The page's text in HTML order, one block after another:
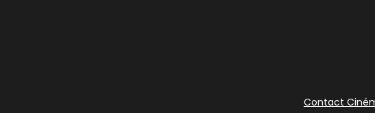
Contact